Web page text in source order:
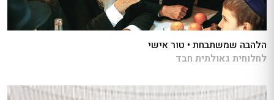
הלהבה שמשתבחת • טור אישי
לחלוחית גאולתית חבד